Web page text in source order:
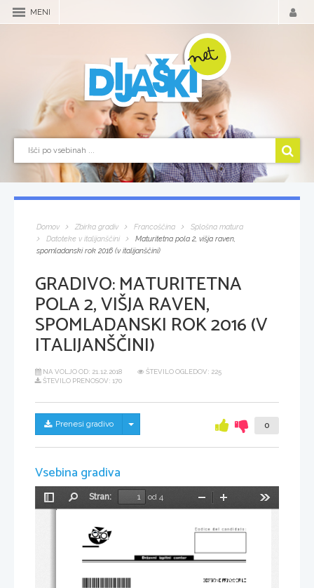
MENI
Domov Zbirka gradiv Francoščina
Splošna matura
Datoteke v italijanščini
Maturitetna pola 2, višja raven,
spomladanski rok 2016 (v italijanščini)
GRADIVO:MATURITETNA
POLA 2, VIŠJA RAVEN,
SPOMLADANSKI ROK 2016 (V
ITALIJANŠČINI)
NA VOLJO OD: 21.12.2018
ŠTEVILO OGLEDOV: 225
ŠTEVILO PRENOSOV: 170
Prenesi gradivo Skrij/prikaži meni 0
Vsebina gradiva
Preklopi
Stran:
od 4
Pomanjšaj